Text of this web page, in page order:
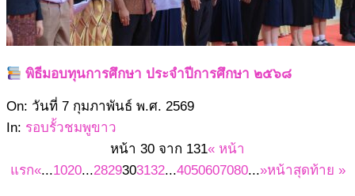
พิธีมอบทุนการศึกษา ประจำปีการศึกษา ๒๕๖๘
2569-
02-
On: วันที่ 7 กุมภาพันธ์ พ.ศ. 2569
In: รอบรั้วชมพูขาว
หน้า 30 จาก 131« หน้า
แรก«...1020...2829303132...4050607080...»หน้าสุดท้าย »